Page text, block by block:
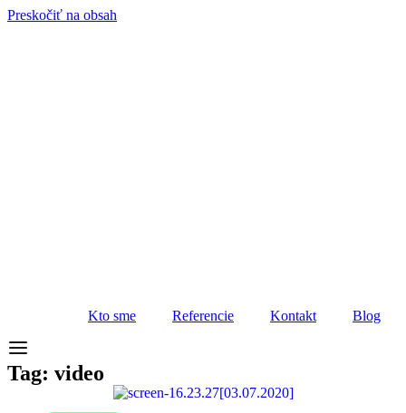
Preskočiť na obsah
Kto sme Referencie Kontakt Blog
Tag: video